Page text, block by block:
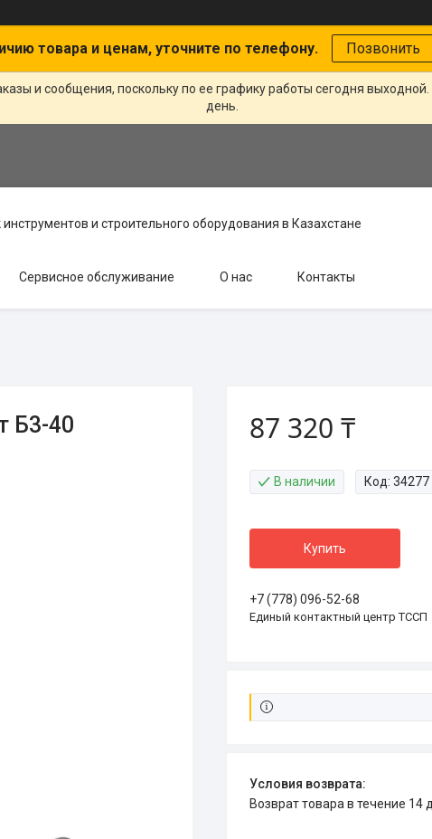
товара и ценам, уточните по телефону. Позвонить
и сообщения, поскольку по ее графику работы сегодня
день.
и строительного оборудования в Казахстане
Сервисное обслуживание О нас Контакты
Б3-40 87 320 ₸
В наличии Код: 34277
Купить
+7 (778) 096-52-68
Единый контактный центр ТССП
возврат товара в течение 14